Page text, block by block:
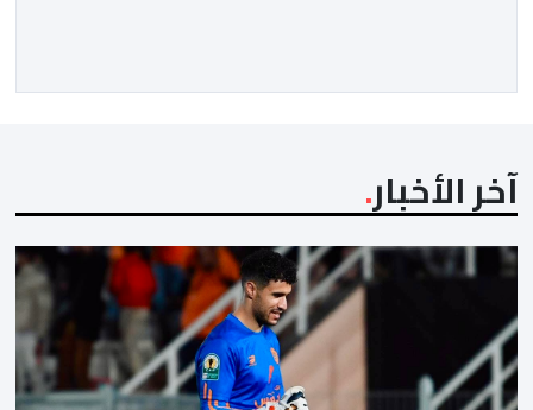
حفل الاستقبال الذي ترأسه صاحب […]
آخر الأخبار